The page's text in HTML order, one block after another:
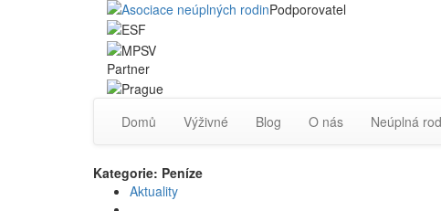
Podporovatel
Partner
Domů Výživné Blog O nás Neúplná
Kategorie: Peníze
Aktuality